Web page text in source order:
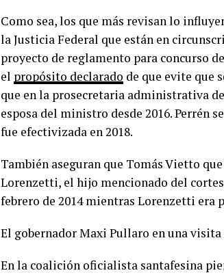
Como sea, los que más revisan lo
la Justicia Federal que están en
proyecto de reglamento para concurso
el propósito declarado de que evite que
que en la prosecretaria administrativa
esposa del ministro desde 2016. Perrén
fue efectivizada en 2018.
También aseguran que Tomás Vietto
Lorenzetti, el hijo mencionado del
febrero de 2014 mientras Lorenzetti era
El gobernador Maxi Pullaro en una
En la coalición oficialista santafesina